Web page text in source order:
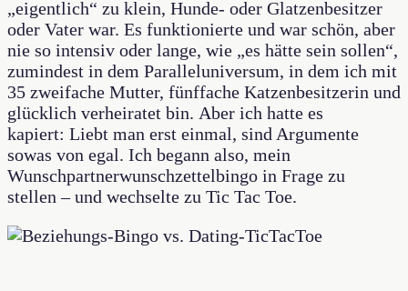
„eigentlich“ zu klein, Hunde- oder Glatzenbesitzer
oder Vater war. Es funktionierte und war schön, aber
nie so intensiv oder lange, wie „es hätte sein sollen“,
zumindest in dem Paralleluniversum, in dem ich mit
35 zweifache Mutter, fünffache Katzenbesitzerin und
glücklich verheiratet bin. Aber ich hatte es
kapiert: Liebt man erst einmal, sind Argumente
sowas von egal. Ich begann also, mein
Wunschpartnerwunschzettelbingo in Frage zu
stellen – und wechselte zu Tic Tac Toe.